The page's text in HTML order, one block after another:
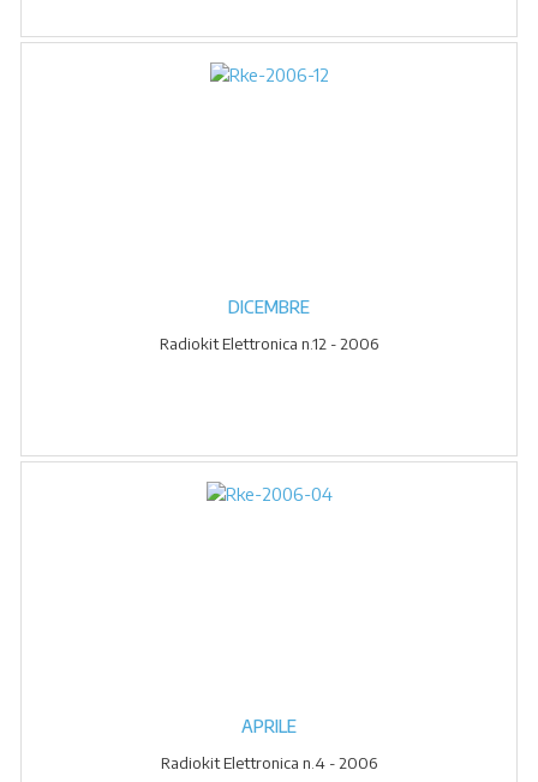
DICEMBRE
Radiokit Elettronica n.12 - 2006
APRILE
Radiokit Elettronica n.4 - 2006